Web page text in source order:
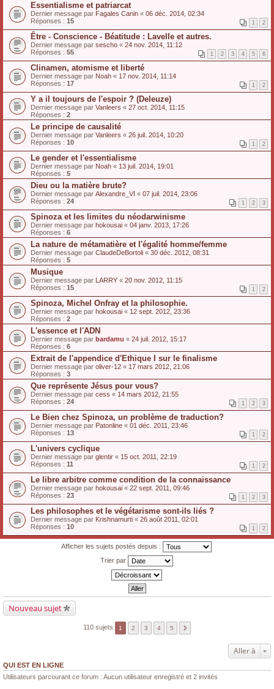
Essentialisme et patriarcat
Dernier message par Fagales Canin « 06 déc. 2014, 02:34
Réponses : 15 1 2
Être - Conscience - Béatitude : Lavelle et autres.
Dernier message par sescho « 24 nov. 2014, 11:12
Réponses : 55 1 2 3 4 5 6
Clinamen, atomisme et liberté
Dernier message par Noah « 17 nov. 2014, 11:14
Réponses : 17 1 2
Y a il toujours de l'espoir ? (Deleuze)
Dernier message par Vanleers « 27 oct. 2014, 11:15
Réponses : 2
Le principe de causalité
Dernier message par Vanleers « 26 juil. 2014, 10:20
Réponses : 10 1 2
Le gender et l'essentialisme
Dernier message par Noah « 13 juil. 2014, 19:01
Réponses : 5
Dieu ou la matière brute?
Dernier message par Alexandre_VI « 07 juil. 2014, 23:06
Réponses : 24 1 2 3
Spinoza et les limites du néodarwinisme
Dernier message par hokousai « 04 janv. 2013, 17:26
Réponses : 6
La nature de métamatière et l'égalité homme/femme
Dernier message par ClaudeDeBortoli « 30 déc. 2012, 08:31
Réponses : 5
Musique
Dernier message par LARRY « 20 nov. 2012, 11:15
Réponses : 15 1 2
Spinoza, Michel Onfray et la philosophie.
Dernier message par hokousai « 12 sept. 2012, 23:36
Réponses : 2
L'essence et l'ADN
Dernier message par bardamu « 24 juil. 2012, 15:17
Réponses : 6
Extrait de l'appendice d'Ethique I sur le finalisme
Dernier message par oliver-12 « 17 mars 2012, 21:06
Réponses : 3
Que représente Jésus pour vous?
Dernier message par cess « 14 mars 2012, 21:55
Réponses : 24 1 2 3
Le Bien chez Spinoza, un problème de traduction?
Dernier message par Patonline « 01 déc. 2011, 23:46
Réponses : 13 1 2
L'univers cyclique
Dernier message par glentir « 15 oct. 2011, 22:19
Réponses : 11 1 2
Le libre arbitre comme condition de la connaissance
Dernier message par hokousai « 22 sept. 2011, 09:46
Réponses : 23 1 2 3
Les philosophes et le végétarisme sont-ils liés ?
Dernier message par Krishnamurti « 26 août 2011, 02:01
Réponses : 10 1 2
Afficher les sujets postés depuis :
Trier par
Nouveau sujet
110 sujets 1 2 3 4 5
Aller à
QUI EST EN LIGNE
Utilisateurs parcourant ce forum : Aucun utilisateur enregistré et 2 invités